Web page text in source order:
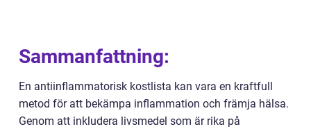
Sammanfattning:
En antiinflammatorisk kostlista kan vara en kraftfull
metod för att bekämpa inflammation och främja hälsa.
Genom att inkludera livsmedel som är rika på